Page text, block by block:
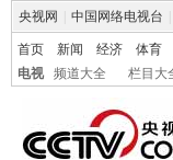
央视网 中国网络电视台
首页 新闻 经济 体育
电视
频道大全 栏目大